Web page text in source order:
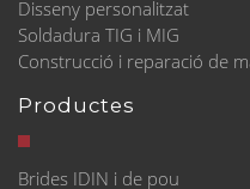
Disseny personalitzat
Soldadura TIG i MIG
Construcció i reparació de
Productes
Brides IDIN i de pou